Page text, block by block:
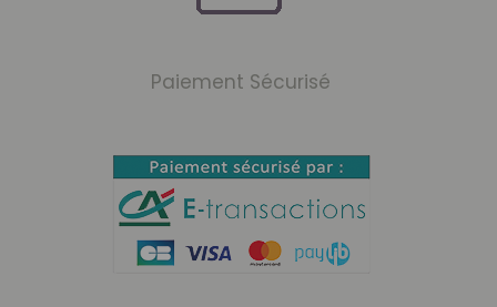
Paiement Sécurisé